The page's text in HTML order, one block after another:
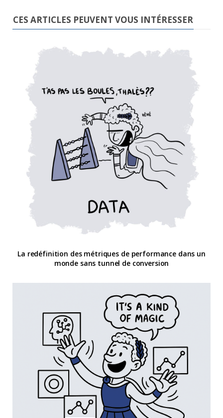
CES ARTICLES PEUVENT VOUS INTÉRESSER
La redéfinition des métriques de performance dans un
monde sans tunnel de conversion